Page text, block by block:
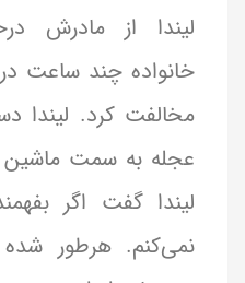
لیندا از مادرش
خانواده چند ساعت در
مخالفت کرد. لیندا
عجله به سمت
لیندا گفت اگر
نمی‌کنم. هرطور شده